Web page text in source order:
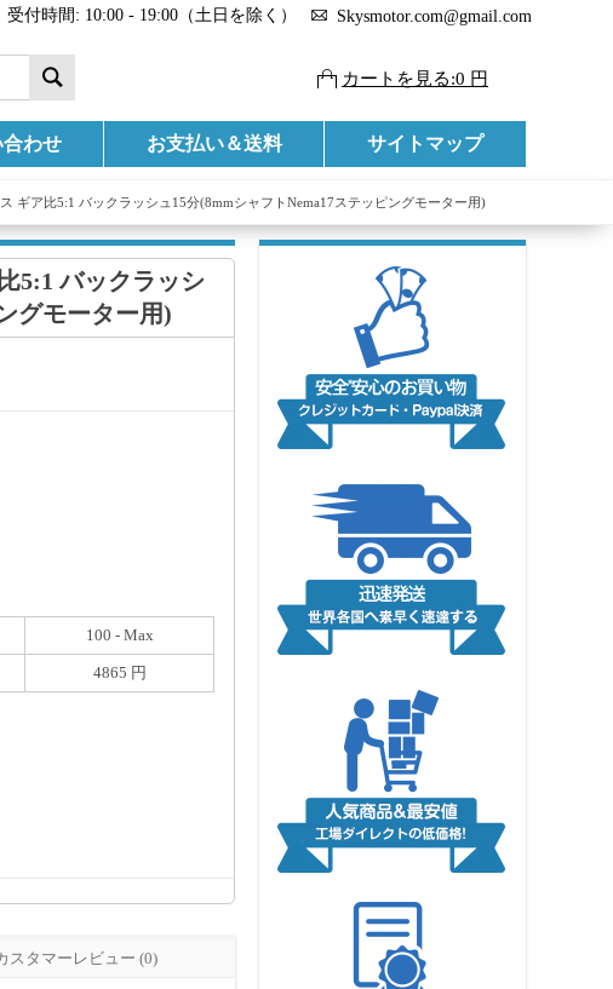
受付時間: 10:00 - 19:00（土日を除く） Skysmotor.com@gmail.com
カートを見る:0 円
わせ お支払い＆送料 サイトマップ
ギア比5:1 バックラッシュ15分(8mmシャフトNema17ステッピングモーター用)
5:1 バックラッシ
グモーター用)
100 - Max
4865 円
スタマーレビュー (0)